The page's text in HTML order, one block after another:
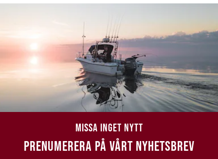
MISSA INGET NYTT
PRENUMERERA PÅ VÅRT NYHETSBREV